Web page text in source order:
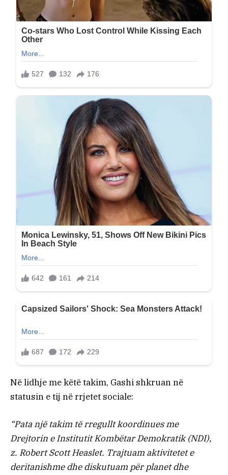
Në lidhje me këtë takim, Gashi shkruan në
statusin e tij në rrjetet sociale:
“Pata një takim të rregullt koordinues me
Drejtorin e Institutit Kombëtar Demokratik (NDI),
z. Robert Scott Heaslet. Trajtuam aktivitetet e
deritanishme dhe diskutuam për planet dhe